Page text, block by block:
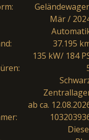
Mär /
37.195
135 kW/ 184
ab ca.